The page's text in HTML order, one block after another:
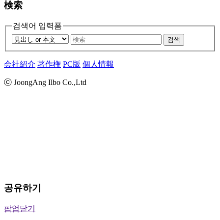
検索
검색어 입력폼
검색
会社紹介 著作権 PC版 個人情報
ⓒ JoongAng Ilbo Co.,Ltd
공유하기
팝업닫기